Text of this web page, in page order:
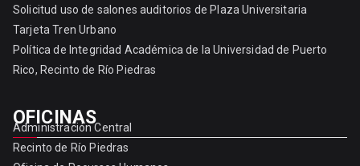
Solicitud uso de salones auditorios de Plaza Universitaria
Tarjeta Tren Urbano
Política de Integridad Académica de la Universidad de Puerto
Rico, Recinto de Río Piedras
OFICINAS
Administración Central
Recinto de Río Piedras